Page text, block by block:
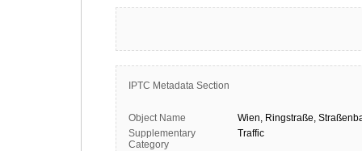
IPTC Metadata Section
Object Name Wien, Ringstraße,
Supplementary
Category
Traffic